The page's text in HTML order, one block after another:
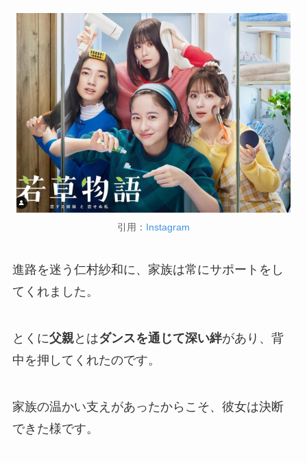
引用： Instagram
進路を迷う仁村紗和に、家族は常にサポートをし
てくれました。
とくに父親とはダンスを通じて深い絆があり、背
中を押してくれたのです。
家族の温かい支えがあったからこそ、彼女は決断
できた様です。